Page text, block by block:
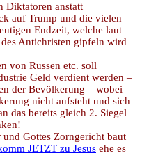
Diktatoren anstatt
auf Trump und die vielen
Endzeit, welche laut
Antichristen gipfeln wird
von Russen etc. soll
Geld verdient werden –
der Bevölkerung – wobei
nicht aufsteht und sich
das bereits gleich 2. Siegel
Gottes Zorngericht baut
JETZT zu Jesus ehe es